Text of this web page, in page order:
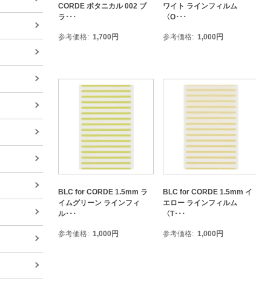
CORDE ボタニカル 002 ブ
ラ･･･
参考価格 1,700円
ワイト ラインフィルム
〈O･･･
参考価格 1,000円
BLC for CORDE 1.5mm ラ
イムグリーン ラインフィ
ル･･･
参考価格 1,000円
BLC for CORDE 1.5mm イ
エロー ラインフィルム
〈T･･･
参考価格 1,000円